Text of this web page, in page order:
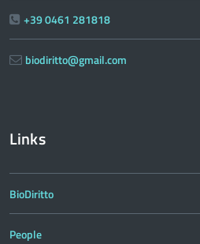
+39 0461 281818
biodiritto@gmail.com
Links
BioDiritto
People